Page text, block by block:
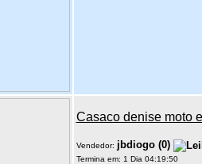
Casaco denise moto
Vendedor: jbdiogo(0)
Termina em: 1 Dia 04:19:50